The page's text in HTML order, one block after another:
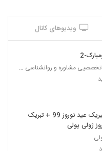
ویدیوهای کانال
2
کلینیک تخصصیی مشاوره و روانشناسی خانواده ایرانی
کلیپ تبریک عید نوروز 99 + تبریک
ژولی پولی